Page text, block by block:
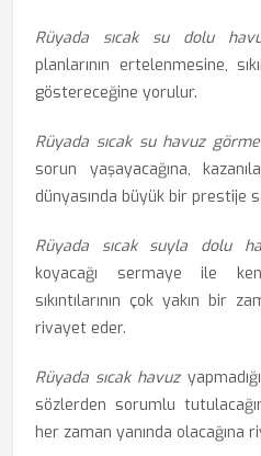
Rüyada sıcak su dolu
planlarının ertelenmesine,
göstereceğine yorulur.
Rüyada sıcak su havuz
sorun yaşayacağına,
dünyasında büyük bir prestije
Rüyada sıcak suyla dolu
koyacağı sermaye ile
sıkıntılarının çok yakın bir
rivayet eder.
Rüyada sıcak havuz
sözlerden sorumlu
her zaman yanında olacağına